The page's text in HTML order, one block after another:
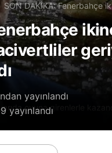
oyuna girenlerle
SON DAKİKA: Fenerbahçe
geriye düştüğü mücadelen
yayınlandı
yayınlandı